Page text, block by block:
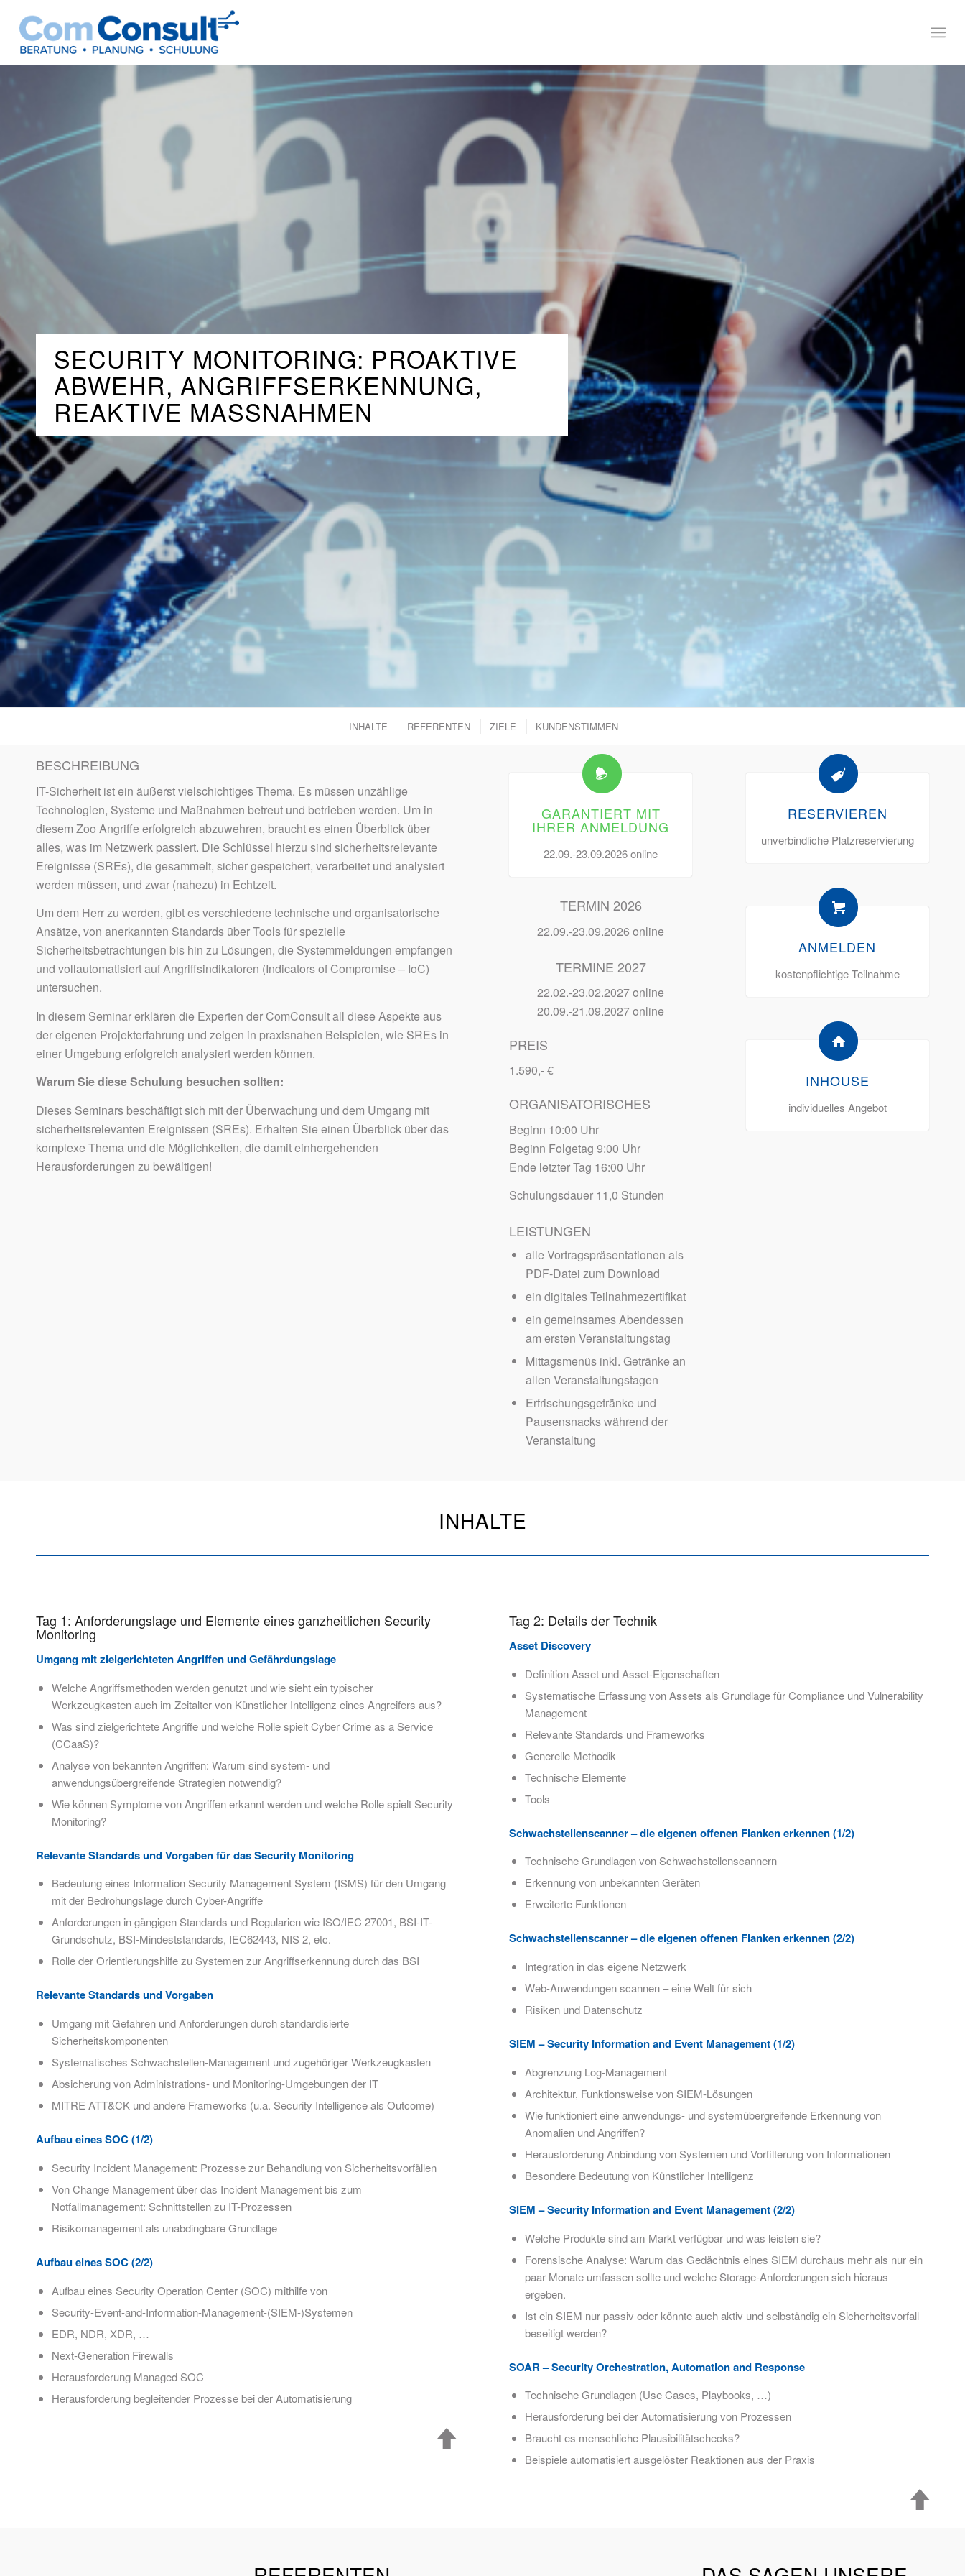
SECURITY MONITORING: PROAKTIVE
ABWEHR, ANGRIFFSERKENNUNG,
REAKTIVE MASSNAHMEN
INHALTE REFERENTEN ZIELE KUNDENSTIMMEN
BESCHREIBUNG
IT-Sicherheit ist ein äußerst vielschichtiges Thema. Es müssen unzählige
Technologien, Systeme und Maßnahmen betreut und betrieben werden. Um in
diesem Zoo Angriffe erfolgreich abzuwehren, braucht es einen Überblick über
alles, was im Netzwerk passiert. Die Schlüssel hierzu sind sicherheitsrelevante
Ereignisse (SREs), die gesammelt, sicher gespeichert, verarbeitet und analysiert
werden müssen, und zwar (nahezu) in Echtzeit.
Um dem Herr zu werden, gibt es verschiedene technische und organisatorische
Ansätze, von anerkannten Standards über Tools für spezielle
Sicherheitsbetrachtungen bis hin zu Lösungen, die Systemmeldungen empfangen
und vollautomatisiert auf Angriffsindikatoren (Indicators of Compromise – IoC)
untersuchen.
In diesem Seminar erklären die Experten der ComConsult all diese Aspekte aus
der eigenen Projekterfahrung und zeigen in praxisnahen Beispielen, wie SREs in
einer Umgebung erfolgreich analysiert werden können.
Warum Sie diese Schulung besuchen sollten:
Dieses Seminars beschäftigt sich mit der Überwachung und dem Umgang mit
sicherheitsrelevanten Ereignissen (SREs). Erhalten Sie einen Überblick über das
komplexe Thema und die Möglichkeiten, die damit einhergehenden
Herausforderungen zu bewältigen!
GARANTIERT MIT
IHRER ANMELDUNG
22.09.-23.09.2026 online
TERMIN 2026
22.09.-23.09.2026 online
TERMINE 2027
22.02.-23.02.2027 online
20.09.-21.09.2027 online
PREIS
1.590,- €
ORGANISATORISCHES
Beginn 10:00 Uhr
Beginn Folgetag 9:00 Uhr
Ende letzter Tag 16:00 Uhr
Schulungsdauer 11,0 Stunden
LEISTUNGEN
alle Vortragspräsentationen als
PDF-Datei zum Download
ein digitales Teilnahmezertifikat
ein gemeinsames Abendessen
am ersten Veranstaltungstag
Mittagsmenüs inkl. Getränke an
allen Veranstaltungstagen
Erfrischungsgetränke und
Pausensnacks während der
Veranstaltung
RESERVIEREN
unverbindliche Platzreservierung
ANMELDEN
kostenpflichtige Teilnahme
INHOUSE
individuelles Angebot
INHALTE
Tag 1: Anforderungslage und Elemente eines ganzheitlichen Security
Monitoring
Umgang mit zielgerichteten Angriffen und Gefährdungslage
Welche Angriffsmethoden werden genutzt und wie sieht ein typischer
Werkzeugkasten auch im Zeitalter von Künstlicher Intelligenz eines Angreifers aus?
Was sind zielgerichtete Angriffe und welche Rolle spielt Cyber Crime as a Service
(CCaaS)?
Analyse von bekannten Angriffen: Warum sind system- und
anwendungsübergreifende Strategien notwendig?
Wie können Symptome von Angriffen erkannt werden und welche Rolle spielt Security
Monitoring?
Relevante Standards und Vorgaben für das Security Monitoring
Bedeutung eines Information Security Management System (ISMS) für den Umgang
mit der Bedrohungslage durch Cyber-Angriffe
Anforderungen in gängigen Standards und Regularien wie ISO/IEC 27001, BSI-IT-
Grundschutz, BSI-Mindeststandards, IEC62443, NIS 2, etc.
Rolle der Orientierungshilfe zu Systemen zur Angriffserkennung durch das BSI
Relevante Standards und Vorgaben
Umgang mit Gefahren und Anforderungen durch standardisierte
Sicherheitskomponenten
Systematisches Schwachstellen-Management und zugehöriger Werkzeugkasten
Absicherung von Administrations- und Monitoring-Umgebungen der IT
MITRE ATT&CK und andere Frameworks (u.a. Security Intelligence als Outcome)
Aufbau eines SOC (1/2)
Security Incident Management: Prozesse zur Behandlung von Sicherheitsvorfällen
Von Change Management über das Incident Management bis zum
Notfallmanagement: Schnittstellen zu IT-Prozessen
Risikomanagement als unabdingbare Grundlage
Aufbau eines SOC (2/2)
Aufbau eines Security Operation Center (SOC) mithilfe von
Security-Event-and-Information-Management-(SIEM-)Systemen
EDR, NDR, XDR, …
Next-Generation Firewalls
Herausforderung Managed SOC
Herausforderung begleitender Prozesse bei der Automatisierung
Tag 2: Details der Technik
Asset Discovery
Definition Asset und Asset-Eigenschaften
Systematische Erfassung von Assets als Grundlage für Compliance und Vulnerability
Management
Relevante Standards und Frameworks
Generelle Methodik
Technische Elemente
Tools
Schwachstellenscanner – die eigenen offenen Flanken erkennen (1/2)
Technische Grundlagen von Schwachstellenscannern
Erkennung von unbekannten Geräten
Erweiterte Funktionen
Schwachstellenscanner – die eigenen offenen Flanken erkennen (2/2)
Integration in das eigene Netzwerk
Web-Anwendungen scannen – eine Welt für sich
Risiken und Datenschutz
SIEM – Security Information and Event Management (1/2)
Abgrenzung Log-Management
Architektur, Funktionsweise von SIEM-Lösungen
Wie funktioniert eine anwendungs- und systemübergreifende Erkennung von
Anomalien und Angriffen?
Herausforderung Anbindung von Systemen und Vorfilterung von Informationen
Besondere Bedeutung von Künstlicher Intelligenz
SIEM – Security Information and Event Management (2/2)
Welche Produkte sind am Markt verfügbar und was leisten sie?
Forensische Analyse: Warum das Gedächtnis eines SIEM durchaus mehr als nur ein
paar Monate umfassen sollte und welche Storage-Anforderungen sich hieraus
ergeben.
Ist ein SIEM nur passiv oder könnte auch aktiv und selbständig ein Sicherheitsvorfall
beseitigt werden?
SOAR – Security Orchestration, Automation and Response
Technische Grundlagen (Use Cases, Playbooks, …)
Herausforderung bei der Automatisierung von Prozessen
Braucht es menschliche Plausibilitätschecks?
Beispiele automatisiert ausgelöster Reaktionen aus der Praxis